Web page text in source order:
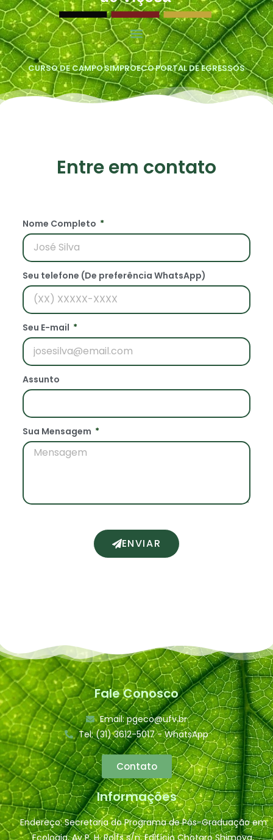
CURSO DE CAMPOSIMPROECOPORTAL DE EGRESSOS
Entre em contato
Nome Completo
Seu telefone (De preferência WhatsApp)
Seu E-mail
Assunto
Sua Mensagem
ENVIAR
Fale Conosco
Email: pgeco@ufv.br
Tel: (31) 3612-5017 - WhatsApp
Contato
Informações
Endereço: Secretaria do Programa de Pós-Graduação em
Ecologia, Av P. H. Rolfs s/n, Edifício Chotaro Shimoya,